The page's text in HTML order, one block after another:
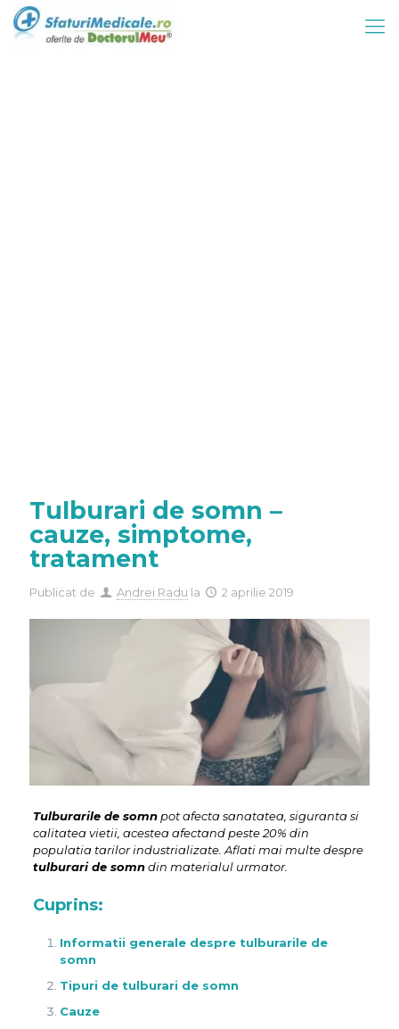
Tulburari de somn –
cauze, simptome,
tratament
Publicat de Andrei Radu la 2 aprilie 2019
Tulburarile de somnpot afecta sanatatea, siguranta si
calitatea vietii, acestea afectand peste 20% din
populatia tarilor industrializate. Aflati mai multe despre
tulburari de somndin materialul urmator.
Cuprins:
Informatii generale despre tulburarile de
somn
Tipuri de tulburari de somn
Cauze